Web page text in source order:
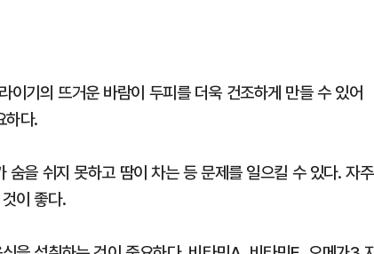
기의 뜨거운 바람이 두피를 더욱 건조하게 만들 수 있어
하다.
을 쉬지 못하고 땀이 차는 등 문제를 일으킬 수 있다. 자주
이 좋다.